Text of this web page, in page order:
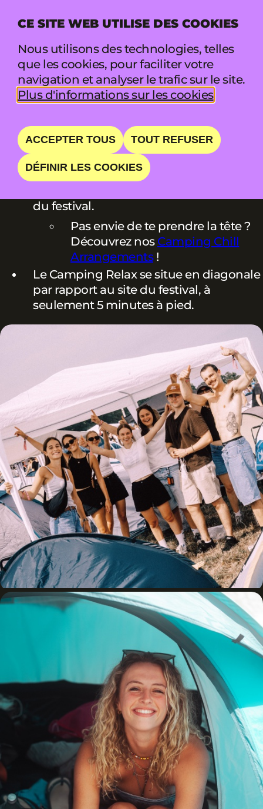
CE SITE WEB UTILISE DES COOKIES
Nous utilisons des technologies, telles
que les cookies, pour faciliter votre
navigation et analyser le trafic sur le site.
Plus d'informations sur les cookies
ACCEPTER TOUS TOUT REFUSER
DÉFINIR LES COOKIES
MENU
CAMPINGS
Camper à Pukkelpop est déjà synonyme de
fun !
du festival.
Pas envie de te prendre la tête ?
Découvrez nos Camping Chill
Arrangements!
Le Camping Relax se situe en diagonale
par rapport au site du festival, à
seulement 5 minutes à pied.
CAMPING CHILL